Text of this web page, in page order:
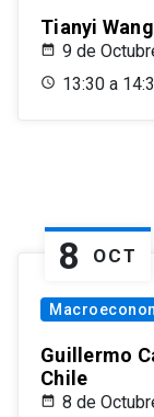
Tianyi
9 de
13:30 a
8 OCT
Guillermo
Chile
8 de